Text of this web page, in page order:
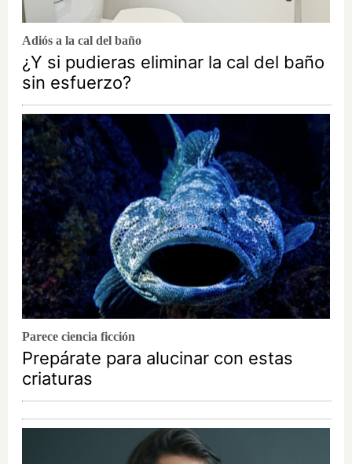
Adiós a la cal del baño
¿Y si pudieras eliminar la cal del baño
sin esfuerzo?
Parece ciencia ficción
Prepárate para alucinar con estas
criaturas